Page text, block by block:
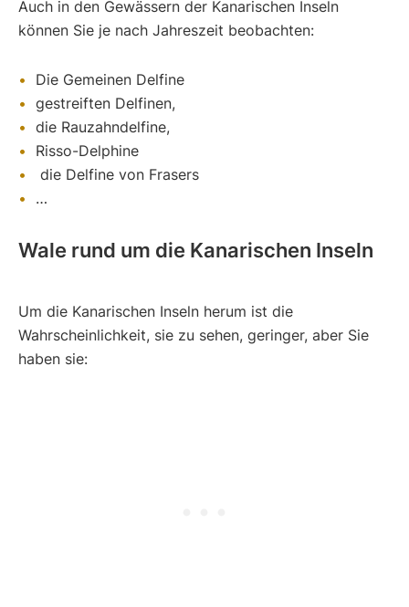
Auch in den Gewässern der Kanarischen Inseln
können Sie je nach Jahreszeit beobachten:
Die Gemeinen Delfine
gestreiften Delfinen,
die Rauzahndelfine,
Risso-Delphine
die Delfine von Frasers
…
Wale rund um die Kanarischen Inseln
Um die Kanarischen Inseln herum ist die
Wahrscheinlichkeit, sie zu sehen, geringer, aber Sie
haben sie: